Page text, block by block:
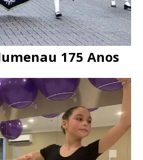
175 Anos